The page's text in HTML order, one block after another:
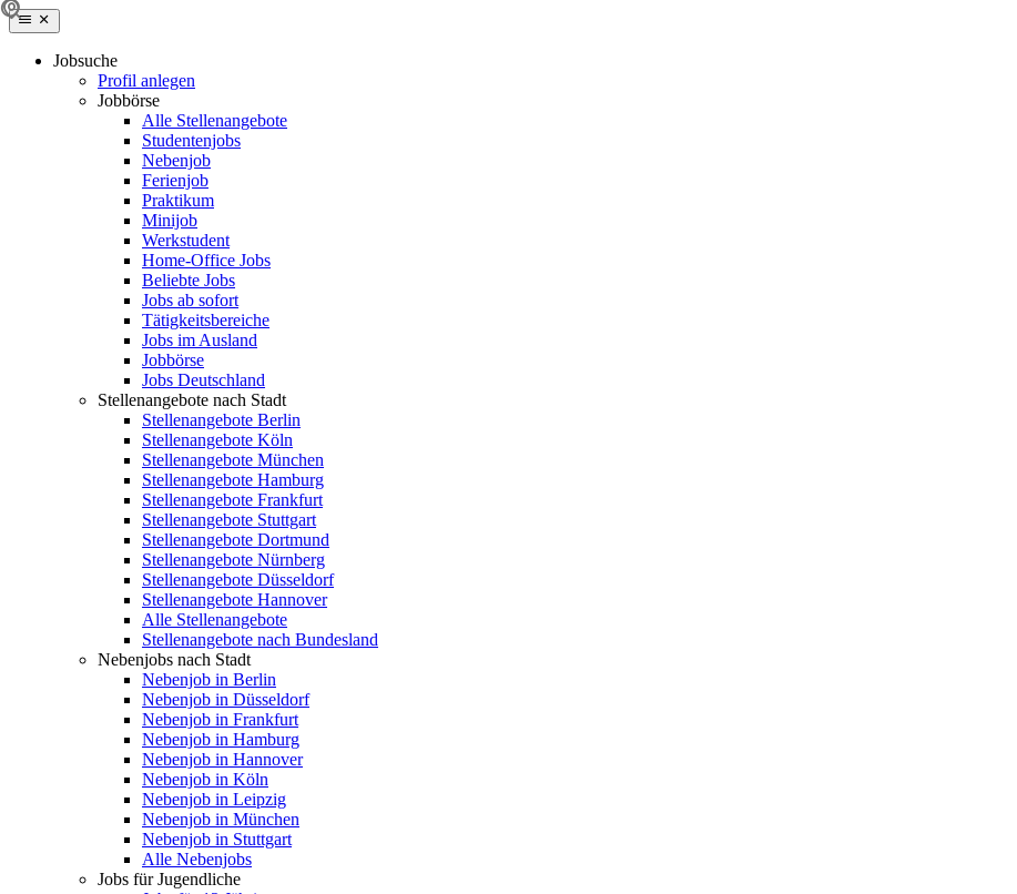
Jobsuche
Profil anlegen
Jobbörse
Alle Stellenangebote
Studentenjobs
Nebenjob
Ferienjob
Praktikum
Minijob
Werkstudent
Home-Office Jobs
Beliebte Jobs
Jobs ab sofort
Tätigkeitsbereiche
Jobs im Ausland
Jobbörse
Jobs Deutschland
Stellenangebote nach Stadt
Stellenangebote Berlin
Stellenangebote Köln
Stellenangebote München
Stellenangebote Hamburg
Stellenangebote Frankfurt
Stellenangebote Stuttgart
Stellenangebote Dortmund
Stellenangebote Nürnberg
Stellenangebote Düsseldorf
Stellenangebote Hannover
Alle Stellenangebote
Stellenangebote nach Bundesland
Nebenjobs nach Stadt
Nebenjob in Berlin
Nebenjob in Düsseldorf
Nebenjob in Frankfurt
Nebenjob in Hamburg
Nebenjob in Hannover
Nebenjob in Köln
Nebenjob in Leipzig
Nebenjob in München
Nebenjob in Stuttgart
Alle Nebenjobs
Jobs für Jugendliche